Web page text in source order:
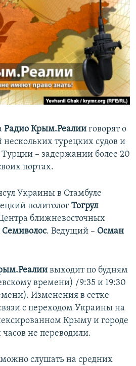
Радио Крым.Реалии говорят о
турецких судов и
– задержании более 20
портах.
Украины в Стамбуле
политолог Тогрул
ближневосточных
Семиволос. Ведущий – Осман
выходит по будням
времени) /9:35 и 19:30
Изменения в сетке
с переходом Украины на
Крыму и городе
часов не переводили.
можно слушать на средних